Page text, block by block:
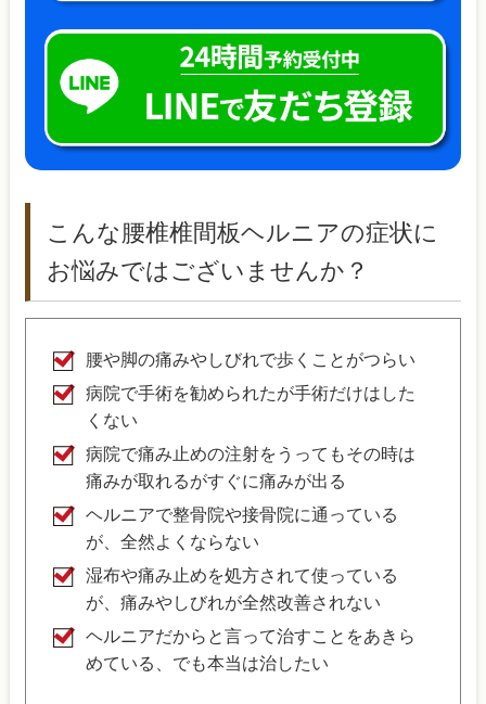
こんな腰椎椎間板ヘルニアの症状に
お悩みではございませんか？
腰や脚の痛みやしびれで歩くことがつらい
病院で手術を勧められたが手術だけはした
くない
病院で痛み止めの注射をうってもその時は
痛みが取れるがすぐに痛みが出る
ヘルニアで整骨院や接骨院に通っている
が、全然よくならない
湿布や痛み止めを処方されて使っている
が、痛みやしびれが全然改善されない
ヘルニアだからと言って治すことをあきら
めている、でも本当は治したい